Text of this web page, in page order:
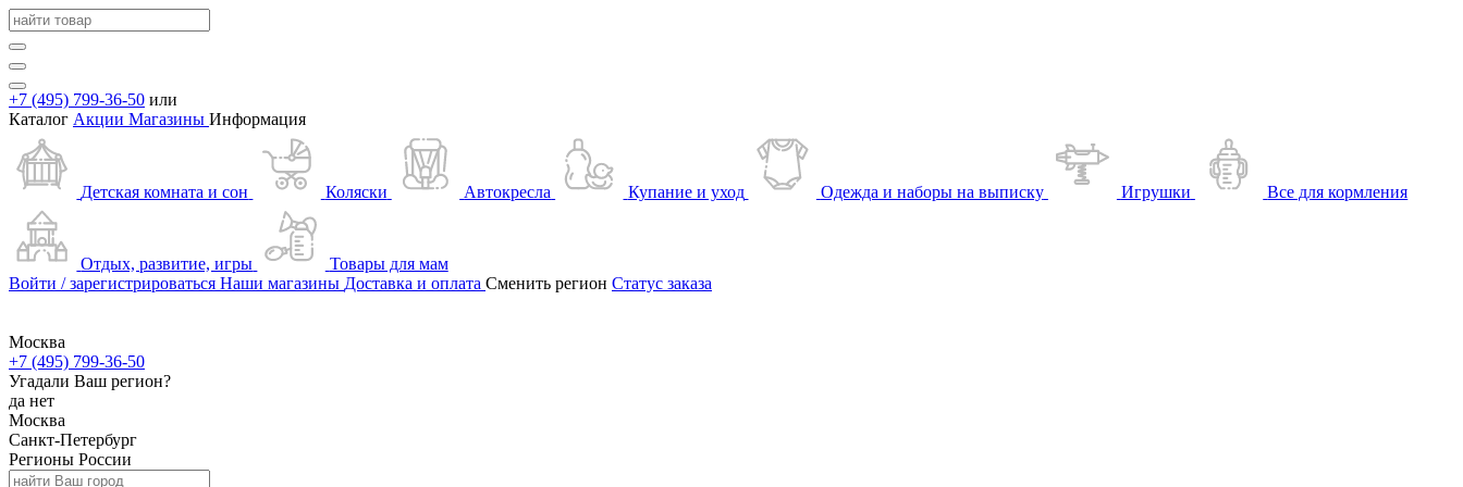
+7 (495) 799-36-50 или
Каталог Акции Магазины Информация
Детская комната и сон Коляски Автокресла Купание и уход Одежда и наборы на выписку Игрушки Все для кормления
Отдых, развитие, игры
Товары для мам
Войти / зарегистрироваться Наши магазины Доставка и оплата Сменить регион Статус заказа
Москва
+7 (495) 799-36-50
Угадали Ваш регион?
да нет
Москва
Санкт-Петербург
Регионы России